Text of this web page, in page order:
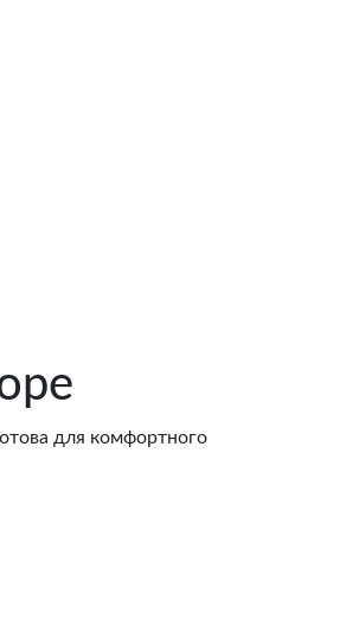
для комфортного